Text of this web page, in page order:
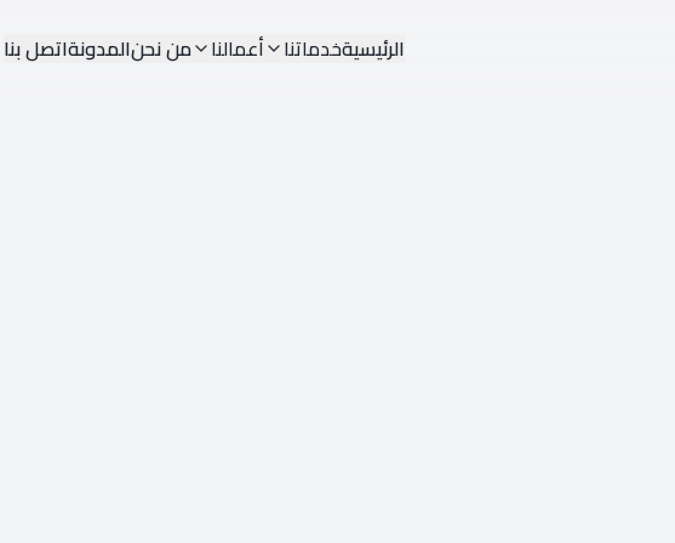
الرئيسيةخدماتنا أعمالنا من نحنالمدونةاتصل بنا